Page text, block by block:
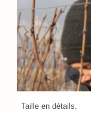
Taille en détails.